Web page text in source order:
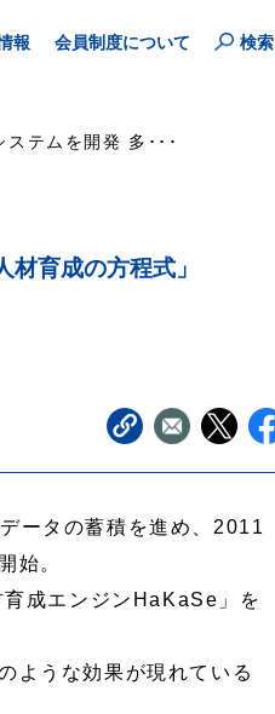
報 会員制度について 検索
ステムを開発 多･･･
育成の方程式」
ータの蓄積を進め、2011
始。
成エンジンHaKaSe」を
ような効果が現れている